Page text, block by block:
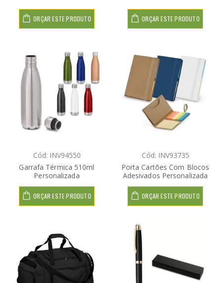
ORÇAR ESTE PRODUTO ORÇAR ESTE PRODUTO
Cód: INV94550
Garrafa Térmica 510ml
Personalizada
ORÇAR ESTE PRODUTO
Cód: INV93735
Porta Cartões Com Blocos
Adesivados Personalizada
ORÇAR ESTE PRODUTO